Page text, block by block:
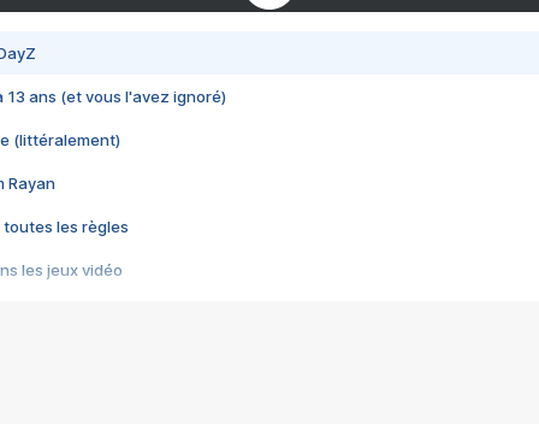
13 ans (et vous l'avez ignoré)
(littéralement)
Rayan
toutes les règles
les jeux vidéo